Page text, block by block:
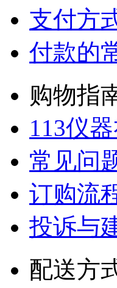
支付方
付款的
购物指
113仪
常见问
订购流
投诉与
配送方